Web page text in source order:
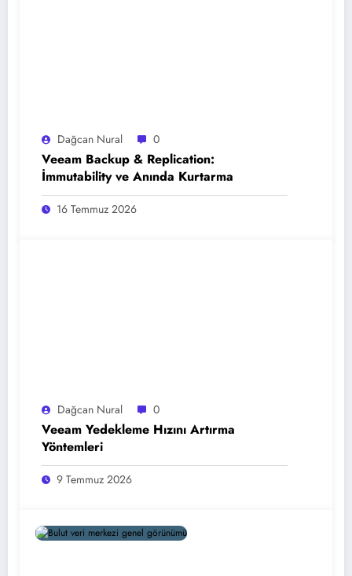
Dağcan Nural 0
Veeam Backup & Replication:
İmmutability ve Anında Kurtarma
16 Temmuz 2026
Dağcan Nural 0
Veeam Yedekleme Hızını Artırma
Yöntemleri
9 Temmuz 2026